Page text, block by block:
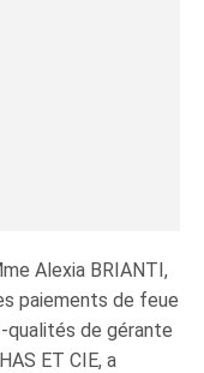
Alexia BRIANTI,
paiements de feue
qualités de gérante
ET CIE, a